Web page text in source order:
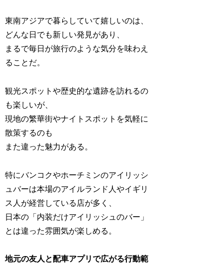
東南アジアで暮らしていて嬉しいのは、
どんな日でも新しい発見があり、
まるで毎日が旅行のような気分を味わえ
ることだ。
観光スポットや歴史的な遺跡を訪れるの
も楽しいが、
現地の繁華街やナイトスポットを気軽に
散策するのも
また違った魅力がある。
特にバンコクやホーチミンのアイリッシ
ュバーは本場のアイルランド人やイギリ
ス人が経営している店が多く、
日本の「内装だけアイリッシュのバー」
とは違った雰囲気が楽しめる。
地元の友人と配車アプリで広がる行動範